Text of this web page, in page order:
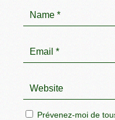
Prévenez-moi de